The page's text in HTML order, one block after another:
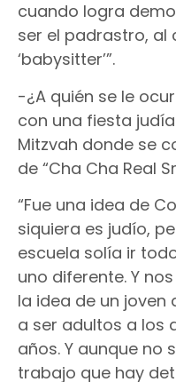
cuando logra
ser el padrastro, al
‘babysitter’”.
-¿A quién se le
con una fiesta
Mitzvah donde se
de “Cha Cha Real
“Fue una idea de
siquiera es judío,
escuela solía ir
uno diferente. Y
la idea de un joven
a ser adultos a los
años. Y aunque no
trabajo que hay